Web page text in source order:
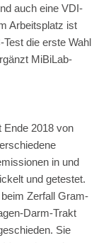
auch eine VDI-
Arbeitsplatz ist
die erste Wahl
MiBiLab-
Ende 2018 von
in und
und getestet.
Zerfall Gram-
Darm-Trakt
Sie